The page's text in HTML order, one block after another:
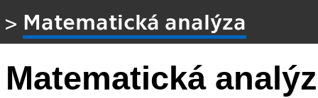
> Matematická analýza
Matematická